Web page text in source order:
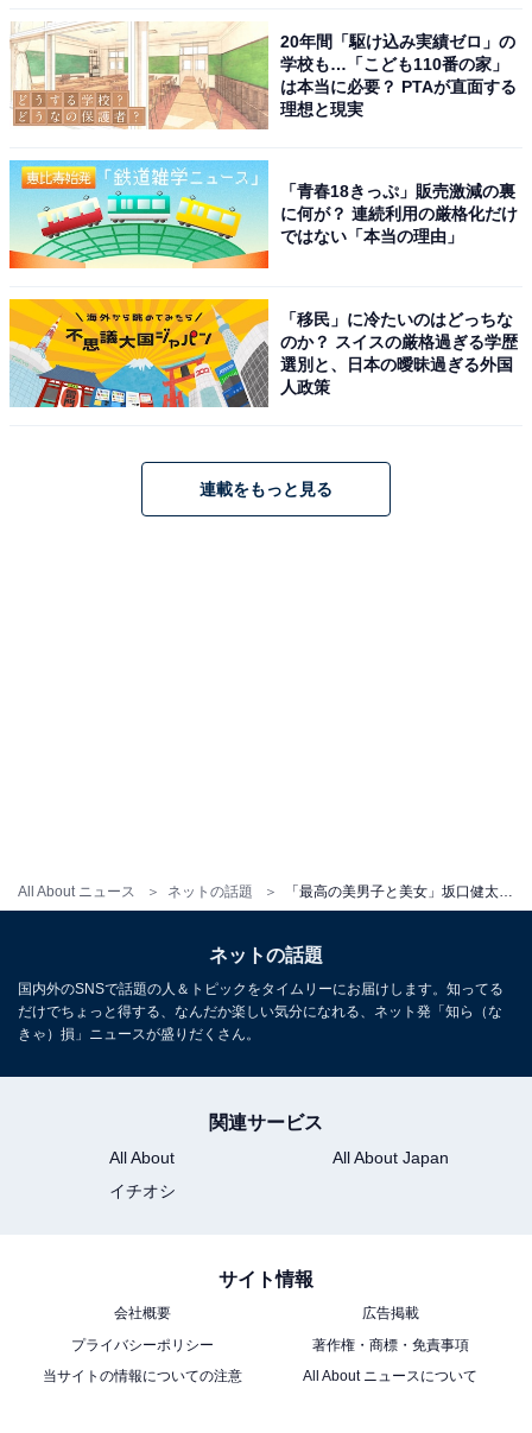
All About ニュース ネットの話題 「最高の美男子と美女」坂口健太郎、韓国美人俳優との密着＆手つなぎショット！ 「本当にお似合い」
20年間「駆け込み実績ゼロ」の
学校も…「こども110番の家」
は本当に必要？ PTAが直面する
理想と現実
「青春18きっぷ」販売激減の裏
に何が？ 連続利用の厳格化だけ
ではない「本当の理由」
「移民」に冷たいのはどっちな
のか？ スイスの厳格過ぎる学歴
選別と、日本の曖昧過ぎる外国
人政策
連載をもっと見る
ネットの話題
国内外のSNSで話題の人＆トピックをタイムリーにお届けします。知ってる
だけでちょっと得する、なんだか楽しい気分になれる、ネット発「知ら（な
きゃ）損」ニュースが盛りだくさん。
関連サービス
All About
All About Japan
イチオシ
サイト情報
会社概要
広告掲載
プライバシーポリシー
著作権・商標・免責事項
当サイトの情報についての注意
All About ニュースについて